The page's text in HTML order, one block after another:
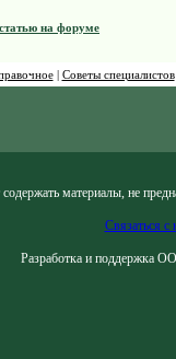
на форуме
| Советы специалистов
материалы, не
Связаться с
Разработка и